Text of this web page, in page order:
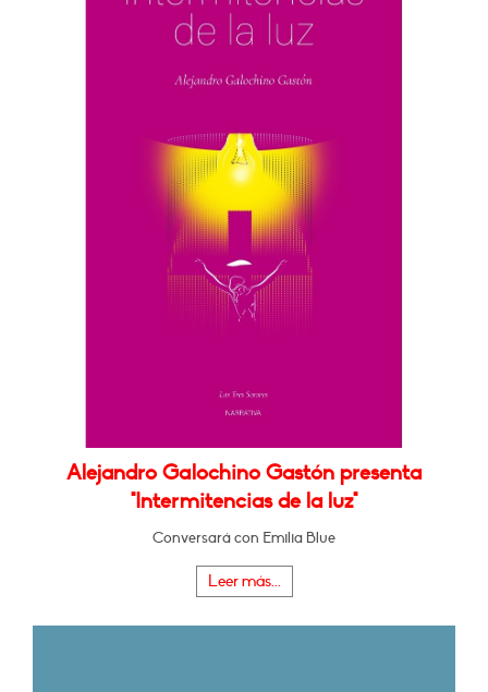
Alejandro Galochino Gastón presenta
"Intermitencias de la luz"
Conversará con Emilia Blue
Leer más...